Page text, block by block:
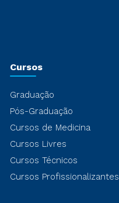
Cursos
Graduação
Pós-Graduação
Cursos de Medicina
Cursos Livres
Cursos Técnicos
Cursos Profissionalizantes